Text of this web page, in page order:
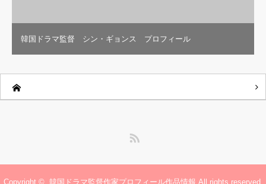
韓国ドラマ監督 シン・ギョンス プロフィール
Copyright © 韓国ドラマ監督作家プロフィール作品情報 All rights reserved.